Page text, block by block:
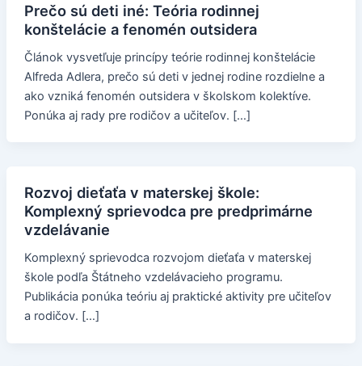
Prečo sú deti iné: Teória rodinnej
konštelácie a fenomén outsidera
Článok vysvetľuje princípy teórie rodinnej konštelácie
Alfreda Adlera, prečo sú deti v jednej rodine rozdielne a
ako vzniká fenomén outsidera v školskom kolektíve.
Ponúka aj rady pre rodičov a učiteľov. […]
Rozvoj dieťaťa v materskej škole:
Komplexný sprievodca pre predprimárne
vzdelávanie
Komplexný sprievodca rozvojom dieťaťa v materskej
škole podľa Štátneho vzdelávacieho programu.
Publikácia ponúka teóriu aj praktické aktivity pre učiteľov
a rodičov. […]